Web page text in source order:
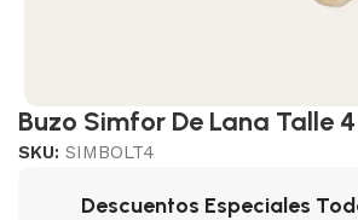
Buzo Simfor De Lana Talle 4
SKU: SIMBOLT4
Descuentos Especiales